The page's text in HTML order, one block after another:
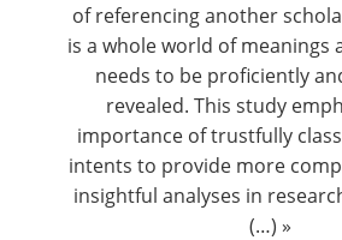
of referencing another
is a whole world of meanings
needs to be proficiently
revealed. This study
importance of trustfully
intents to provide more
insightful analyses in
(…) »